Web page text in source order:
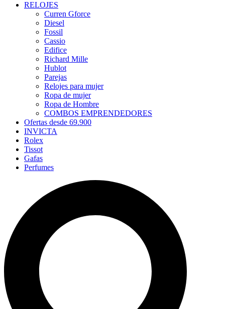
RELOJES
Curren Gforce
Diesel
Fossil
Cassio
Edifice
Richard Mille
Hublot
Parejas
Relojes para mujer
Ropa de mujer
Ropa de Hombre
COMBOS EMPRENDEDORES
Ofertas desde 69.900
INVICTA
Rolex
Tissot
Gafas
Perfumes